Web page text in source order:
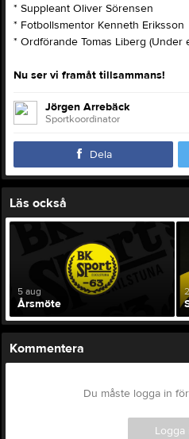
* Suppleant Oliver Sörensen
* Fotbollsmentor Kenneth Eriksson
* Ordförande Tomas Liberg (Under
Nu ser vi framåt tillsammans!
Jörgen Arrebäck
Sportkoordinator
Dela
Läs också
5 aug
Årsmöte
Kommentera
Du måste logga in
Logga